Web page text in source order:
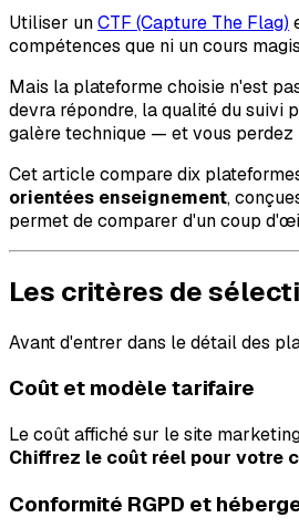
Utiliser unCTF (Capture The Flag)
compétences que ni un cours
Mais la plateforme choisie n'est
devra répondre, la qualité du suivi
galère technique — et vous
Cet article compare dix
orientées enseignement,
permet de comparer d'un coup
Les critères de
Avant d'entrer dans le détail des
Coût et modèle tarifaire
Le coût affiché sur le site
Chiffrez le coût réel pour votre
Conformité RGPD et